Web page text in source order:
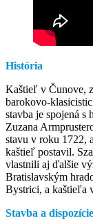
História
Kaštieľ v Čunove,
barokovo-
stavba je spojená s
Zuzana
stavu v roku 1722,
kaštieľ postavil.
vlastnili aj ďalšie
Bratislavským
Bystrici, a kaštieľa
Stavba a dispozície